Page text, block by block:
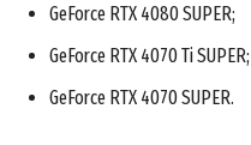
GeForce RTX 4080 SUPER;
GeForce RTX 4070 Ti SUPER;
GeForce RTX 4070 SUPER.